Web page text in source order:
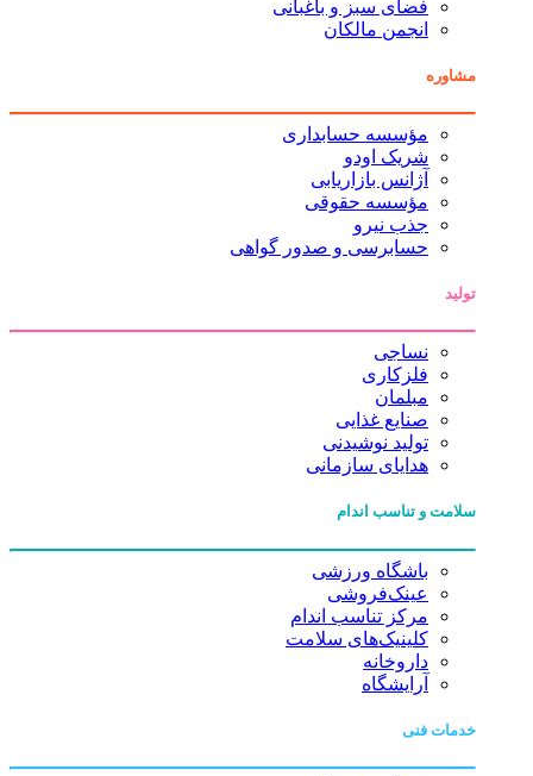
فضای سبز و باغبانی
انجمن مالکان
مشاوره
مؤسسه حسابداری
شریک اودو
آژانس بازاریابی
مؤسسه حقوقی
جذب نیرو
حسابرسی و صدور گواهی
تولید
نساجی
فلزکاری
مبلمان
صنایع غذایی
تولید نوشیدنی
هدایای سازمانی
سلامت و تناسب اندام
باشگاه ورزشی
عینک‌فروشی
مرکز تناسب اندام
کلینیک‌های سلامت
داروخانه
آرایشگاه
خدمات فنی